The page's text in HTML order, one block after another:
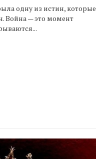
одну из истин, которые
Война — это момент